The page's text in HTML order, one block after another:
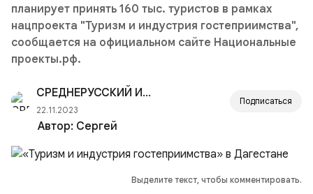
планирует принять 160 тыс. туристов в рамках
нацпроекта "Туризм и индустрия гостеприимства",
сообщается на официальном сайте Национальные
проекты.рф.
СРЕДНЕРУССКИЙ ИНСТИТУТ УПРАВЛЕНИЯ —
22.11.2023
Подписаться
Автор: Сергей
Выделите текст, чтобы комментировать.